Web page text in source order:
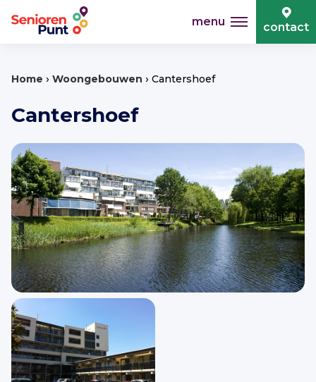
menu contact
Home › Woongebouwen › Cantershoef
Cantershoef